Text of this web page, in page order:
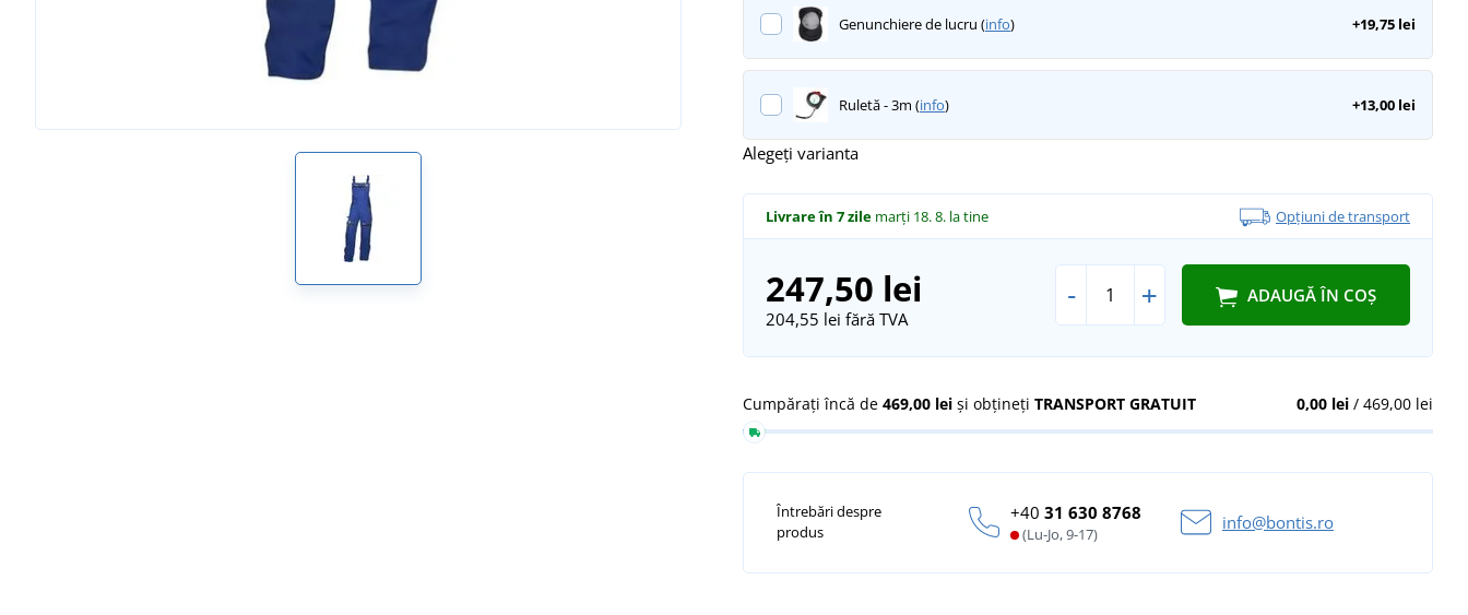
Genunchiere de lucru (info) +19,75 lei
Ruletă - 3m (info) +13,00 lei
Alegeți varianta
Livrare în 7 zile marți 18. 8. la tine Opțiuni de transport
247,50 lei
204,55 lei fără TVA
- + ADAUGĂ ÎN COȘ
0,00 lei/ 469,00 lei
Cumpărați încă de 469,00 lei și obțineți TRANSPORT GRATUIT
Întrebări despre
produs
+40 31 630 8768
(Lu-Jo, 9-17)
info@bontis.ro